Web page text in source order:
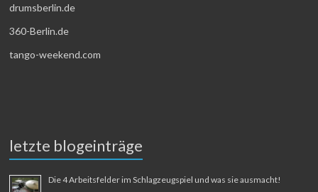
drumsberlin.de
360-Berlin.de
tango-weekend.com
letzte blogeinträge
Die 4 Arbeitsfelder im Schlagzeugspiel und was sie ausmacht!